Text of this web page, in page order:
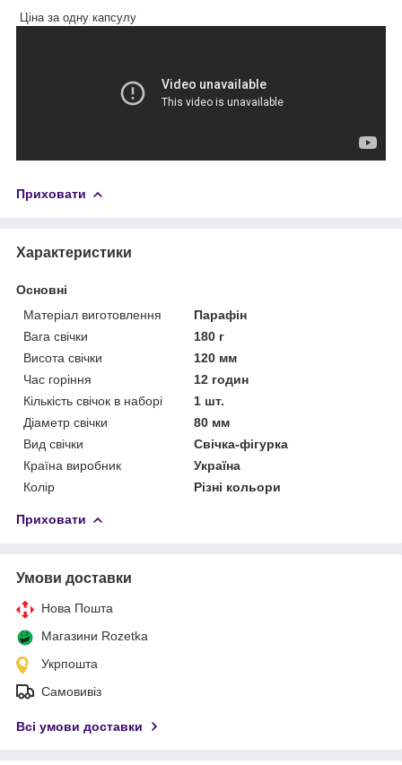
Ціна за одну капсулу
Приховати
Характеристики
Основні
Матеріал виготовлення
Парафін
Вага свічки
180 г
Висота свічки
120 мм
Час горіння
12 годин
Кількість свічок в наборі
1 шт.
Діаметр свічки
80 мм
Вид свічки
Свічка-фігурка
Країна виробник
Україна
Колір
Різні кольори
Приховати
Умови доставки
Нова Пошта
Магазини Rozetka
Укрпошта
Самовивіз
Всі умови доставки